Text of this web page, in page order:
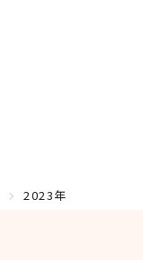
2023年